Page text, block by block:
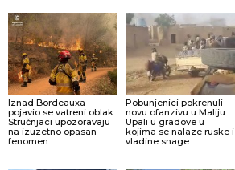
Iznad Bordeauxa
pojavio se vatreni oblak:
Stručnjaci upozoravaju
na izuzetno opasan
fenomen
Pobunjenici pokrenuli
novu ofanzivu u Maliju:
Upali u gradove u
kojima se nalaze ruske i
vladine snage